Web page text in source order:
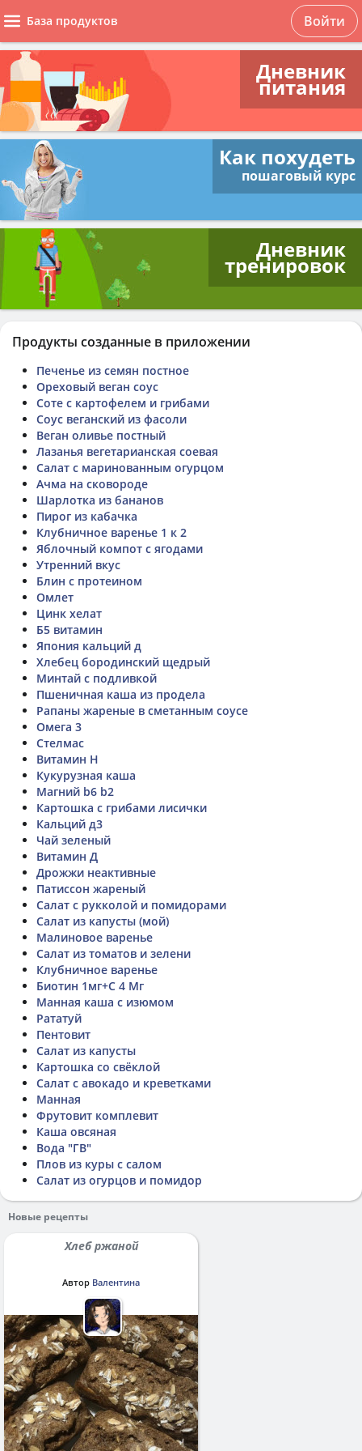
База продуктов Войти
Дневник
питания
Как похудеть
пошаговый курс
Дневник
тренировок
Продукты созданные в приложении
Печенье из семян постное
Ореховый веган соус
Соте с картофелем и грибами
Соус веганский из фасоли
Веган оливье постный
Лазанья вегетарианская соевая
Салат с маринованным огурцом
Ачма на сковороде
Шарлотка из бананов
Пирог из кабачка
Клубничное варенье 1 к 2
Яблочный компот с ягодами
Утренний вкус
Блин с протеином
Омлет
Цинк хелат
Б5 витамин
Япония кальций д
Хлебец бородинский щедрый
Минтай с подливкой
Пшеничная каша из продела
Рапаны жареные в сметанным соусе
Омега 3
Стелмас
Витамин H
Кукурузная каша
Магний b6 b2
Картошка с грибами лисички
Кальций д3
Чай зеленый
Витамин Д
Дрожжи неактивные
Патиссон жареный
Салат с рукколой и помидорами
Салат из капусты (мой)
Малиновое варенье
Салат из томатов и зелени
Клубничное варенье
Биотин 1мг+С 4 Мг
Манная каша с изюмом
Рататуй
Пентовит
Салат из капусты
Картошка со свёклой
Салат с авокадо и креветками
Манная
Фрутовит комплевит
Каша овсяная
Вода "ГВ"
Плов из куры с салом
Салат из огурцов и помидор
Новые рецепты
Хлеб ржаной
Автор Валентина